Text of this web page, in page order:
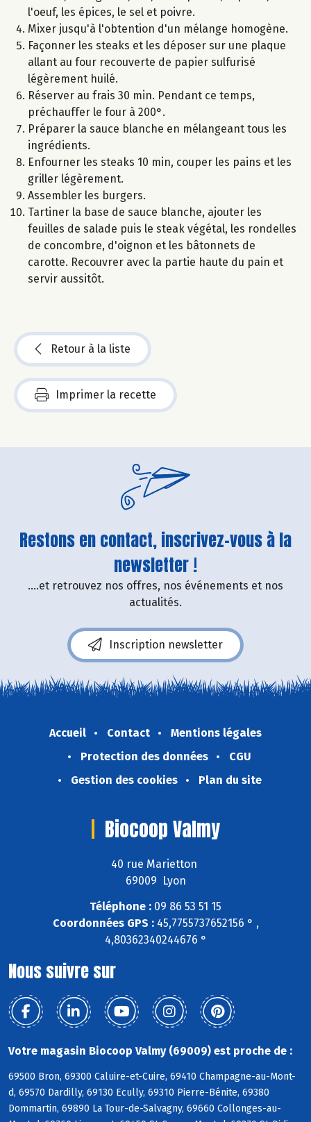
l'oeuf, les épices, le sel et poivre.
Mixer jusqu'à l'obtention d'un mélange homogène.
Façonner les steaks et les déposer sur une plaque
allant au four recouverte de papier sulfurisé
légèrement huilé.
Réserver au frais 30 min. Pendant ce temps,
préchauffer le four à 200°.
Préparer la sauce blanche en mélangeant tous les
ingrédients.
Enfourner les steaks 10 min, couper les pains et les
griller légèrement.
Assembler les burgers.
Tartiner la base de sauce blanche, ajouter les
feuilles de salade puis le steak végétal, les rondelles
de concombre, d'oignon et les bâtonnets de
carotte. Recouvrer avec la partie haute du pain et
servir aussitôt.
Retour à la liste
Imprimer la recette
Restons en contact, inscrivez-vous à la
newsletter !
....et retrouvez nos offres, nos événements et nos
actualités.
Inscription newsletter
Accueil Contact
Mentions légales
Protection des données
CGU
Gestion des cookies
Plan du site
Biocoop Valmy
40 rue Marietton
69009 Lyon
Téléphone : 09 86 53 51 15
Coordonnées GPS :45,7755737652156 ° ,
4,80362340244676 °
Nous suivre sur
Votre magasin Biocoop Valmy (69009) est proche de :
69500 Bron, 69300 Caluire-et-Cuire, 69410 Champagne-au-Mont-
d, 69570 Dardilly, 69130 Ecully, 69310 Pierre-Bénite, 69380
Dommartin, 69890 La Tour-de-Salvagny, 69660 Collonges-au-